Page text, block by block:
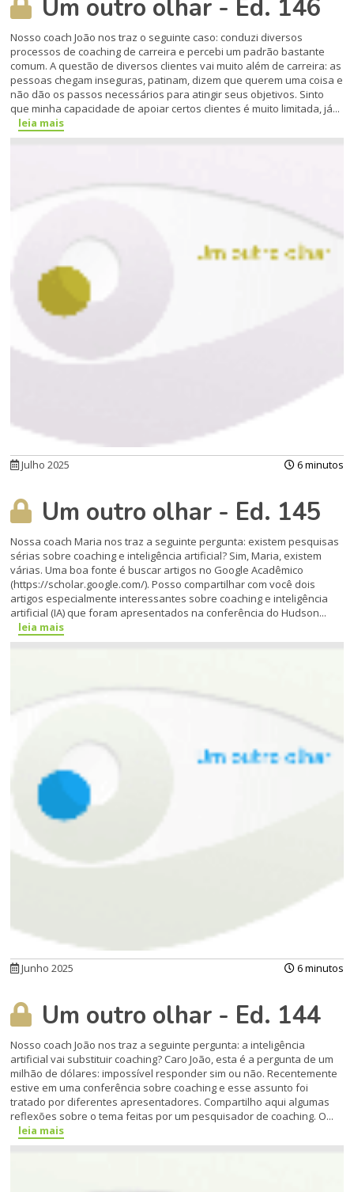
Um outro olhar - Ed. 146
Nosso coach João nos traz o seguinte caso: conduzi diversos
processos de coaching de carreira e percebi um padrão bastante
comum. A questão de diversos clientes vai muito além de carreira: as
pessoas chegam inseguras, patinam, dizem que querem uma coisa e
não dão os passos necessários para atingir seus objetivos. Sinto
que minha capacidade de apoiar certos clientes é muito limitada, já...
leia mais
Julho 2025 6 minutos
Um outro olhar - Ed. 145
Nossa coach Maria nos traz a seguinte pergunta: existem pesquisas
sérias sobre coaching e inteligência artificial? Sim, Maria, existem
várias. Uma boa fonte é buscar artigos no Google Acadêmico
(https://scholar.google.com/). Posso compartilhar com você dois
artigos especialmente interessantes sobre coaching e inteligência
artificial (IA) que foram apresentados na conferência do Hudson...
leia mais
Junho 2025 6 minutos
Um outro olhar - Ed. 144
Nosso coach João nos traz a seguinte pergunta: a inteligência
artificial vai substituir coaching? Caro João, esta é a pergunta de um
milhão de dólares: impossível responder sim ou não. Recentemente
estive em uma conferência sobre coaching e esse assunto foi
tratado por diferentes apresentadores. Compartilho aqui algumas
reflexões sobre o tema feitas por um pesquisador de coaching. O...
leia mais